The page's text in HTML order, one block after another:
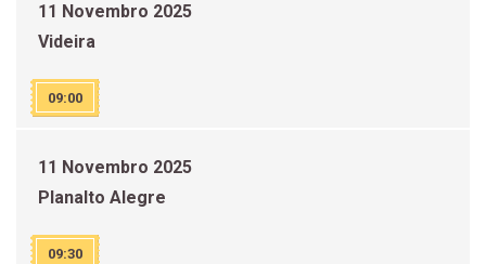
11 Novembro 2025
Videira
09:00
11 Novembro 2025
Planalto Alegre
09:30